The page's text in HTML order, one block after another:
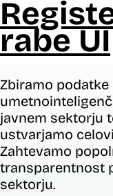
rabe UI
Zbiramo podatke
javnem sektorju
ustvarjamo
Zahtevamo
transparentnost
sektorju.